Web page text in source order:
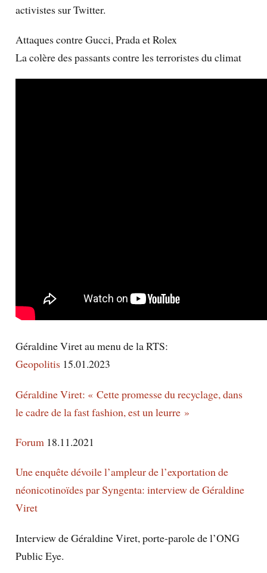
activistes sur Twitter.
Attaques contre Gucci, Prada et Rolex
La colère des passants contre les terroristes du climat
Géraldine Viret au menu de la RTS:
Geopolitis 15.01.2023
Géraldine Viret: « Cette promesse du recyclage, dans
le cadre de la fast fashion, est un leurre »
Forum18.11.2021
Une enquête dévoile l’ampleur de l’exportation de
néonicotinoïdes par Syngenta: interview de Géraldine
Viret
Interview de Géraldine Viret, porte-parole de l’ONG
Public Eye.